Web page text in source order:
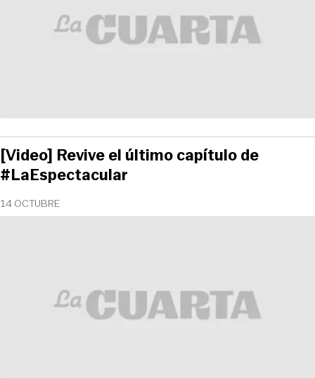
14 OCTUBRE
[Video] Revive el último capítulo de
#LaEspectacular